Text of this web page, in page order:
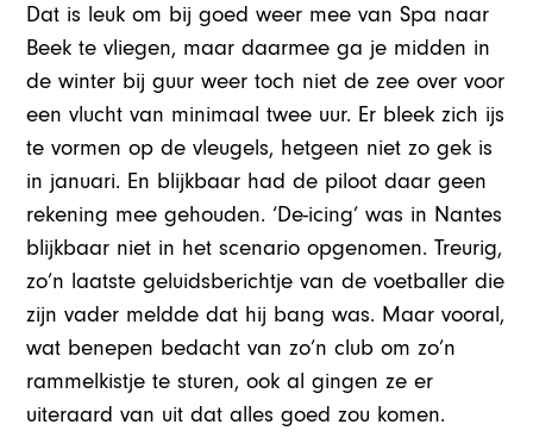
Dat is leuk om bij goed weer mee van Spa naar
Beek te vliegen, maar daarmee ga je midden in
de winter bij guur weer toch niet de zee over voor
een vlucht van minimaal twee uur. Er bleek zich ijs
te vormen op de vleugels, hetgeen niet zo gek is
in januari. En blijkbaar had de piloot daar geen
rekening mee gehouden. ‘De-icing’ was in Nantes
blijkbaar niet in het scenario opgenomen. Treurig,
zo’n laatste geluidsberichtje van de voetballer die
zijn vader meldde dat hij bang was. Maar vooral,
wat benepen bedacht van zo’n club om zo’n
rammelkistje te sturen, ook al gingen ze er
uiteraard van uit dat alles goed zou komen.